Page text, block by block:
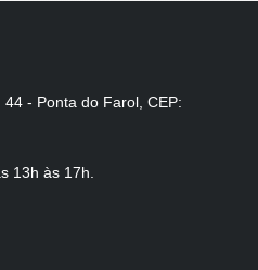
44 - Ponta do Farol, CEP:
13h às 17h.